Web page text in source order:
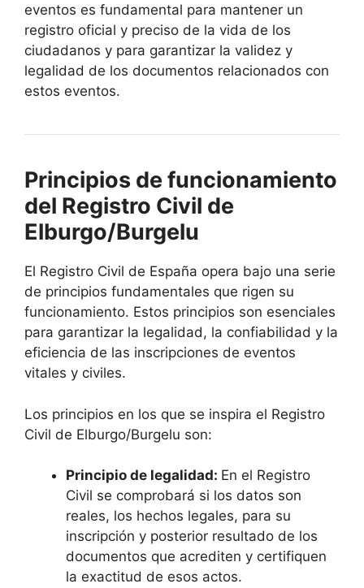
eventos es fundamental para mantener un
registro oficial y preciso de la vida de los
ciudadanos y para garantizar la validez y
legalidad de los documentos relacionados con
estos eventos.
Principios de funcionamiento
del Registro Civil de
Elburgo/Burgelu
El Registro Civil de España opera bajo una serie
de principios fundamentales que rigen su
funcionamiento. Estos principios son esenciales
para garantizar la legalidad, la confiabilidad y la
eficiencia de las inscripciones de eventos
vitales y civiles.
Los principios en los que se inspira el Registro
Civil de Elburgo/Burgelu son:
Principio de legalidad: En el Registro
Civil se comprobará si los datos son
reales, los hechos legales, para su
inscripción y posterior resultado de los
documentos que acrediten y certifiquen
la exactitud de esos actos.